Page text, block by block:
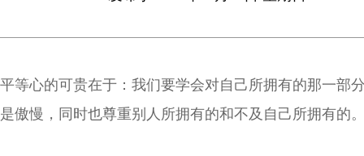
平等心的可贵在于：我们要学会对自己所拥有的那一部
是傲慢，同时也尊重别人所拥有的和不及自己所拥有的